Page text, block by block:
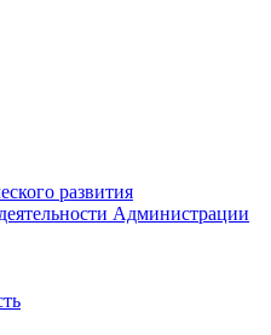
развития
Администрации